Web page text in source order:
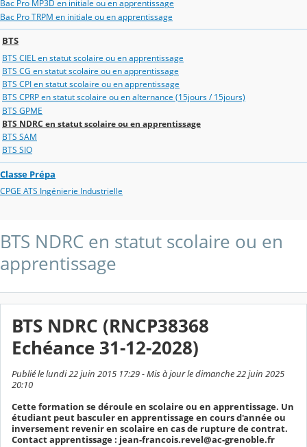
Bac Pro MP3D en initiale ou en apprentissage
Bac Pro TRPM en initiale ou en apprentissage
BTS
BTS CIEL en statut scolaire ou en apprentissage
BTS CG en statut scolaire ou en apprentissage
BTS CPI en statut scolaire ou en apprentissage
BTS CPRP en statut scolaire ou en alternance (15jours / 15jours)
BTS GPME
BTS NDRC en statut scolaire ou en apprentissage
BTS SAM
BTS SIO
Classe Prépa
CPGE ATS Ingénierie Industrielle
BTS NDRC en statut scolaire ou en
apprentissage
BTS NDRC (RNCP38368
Echéance 31-12-2028)
Publié le lundi 22 juin 2015 17:29 - Mis à jour le dimanche 22 juin 2025
20:10
Cette formation se déroule en scolaire ou en apprentissage. Un
étudiant peut basculer en apprentissage en cours d'année ou
inversement revenir en scolaire en cas de rupture de contrat.
Contact apprentissage : jean-francois.revel@ac-grenoble.fr